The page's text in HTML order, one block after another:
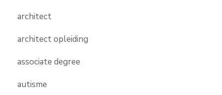
architect
architect opleiding
associate degree
autisme